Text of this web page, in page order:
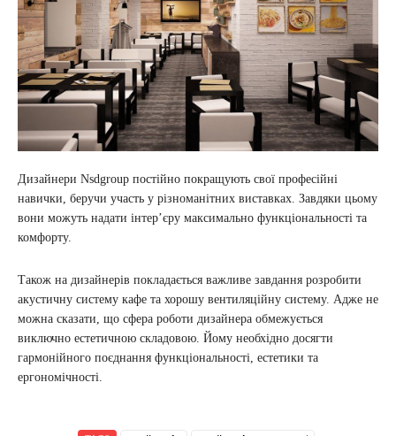
Дизайнери Nsdgrоup постійно покращують свої професійні
навички, беручи участь у різноманітних виставках. Завдяки цьому
вони можуть надати інтер’єру максимально функціональності та
комфорту.
Також на дизайнерів покладається важливе завдання розробити
акустичну систему кафе та хорошу вентиляційну систему. Адже не
можна сказати, що сфера роботи дизайнера обмежується
виключно естетичною складовою. Йому необхідно досягти
гармонійного поєднання функціональності, естетики та
ергономічності.